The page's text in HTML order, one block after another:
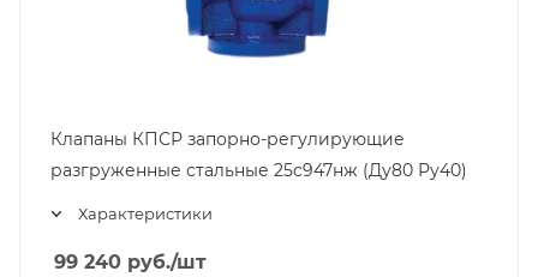
Клапаны КПСР запорно-регулирующие
разгруженные стальные 25с947нж (Ду80 Ру40)
Характеристики
99 240 руб./шт